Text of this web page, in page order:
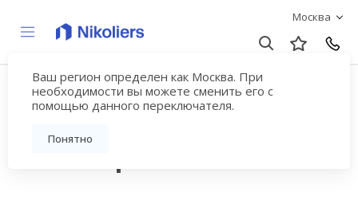
Москва
Ваш регион определен как Москва. При
необходимости вы можете сменить его с
помощью данного переключателя.
Понятно
Купить квартиру
новостройку у метро